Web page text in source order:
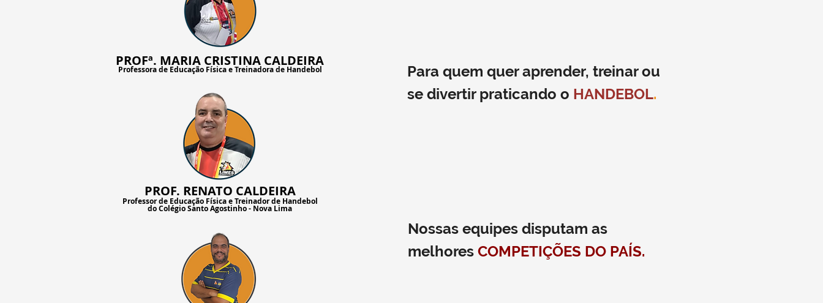
PROF. RENATO CALDEIRA
Professor de Educação Física e Treinador de Handebol
do Colégio Santo Agostinho - Nova Lima
PROFª. MARIA CRISTINA CALDEIRA
Professora de Educação Física e Treinadora de Handebol
Para quem quer aprender, treinar ou
se divertir praticando o HANDEBOL.
Nossas equipes disputam as
melhores COMPETIÇÕES DO PAÍS.